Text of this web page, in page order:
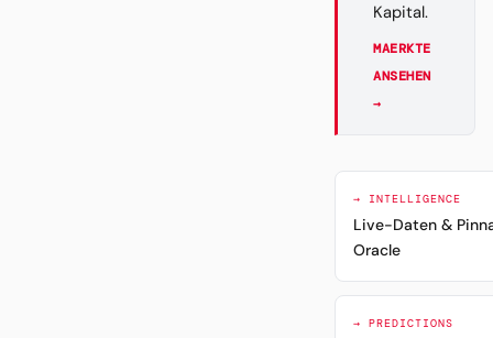
Kapital.
MAERKTE
ANSEHEN
→
→ INTELLIGENCE
Live-Daten &
Oracle
→ PREDICTIONS